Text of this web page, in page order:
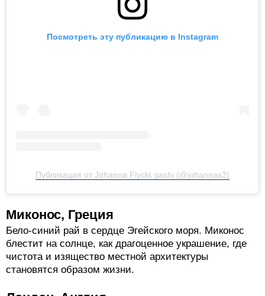
Посмотреть эту публикацию в Instagram
Публикация от Johanna Flyckt gashi (@johannas3)
Миконос, Греция
Бело-синий рай в сердце Эгейского моря. Миконос
блестит на солнце, как драгоценное украшение, где
чистота и изящество местной архитектуры
становятся образом жизни.